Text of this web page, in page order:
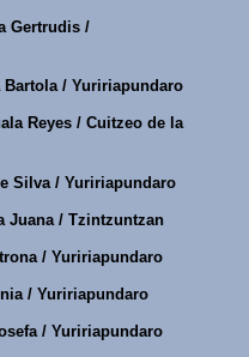
Gertrudis /
/ Yuririapundaro
Reyes / Cuitzeo de la
Silva / Yuririapundaro
Juana / Tzintzuntzan
/ Yuririapundaro
/ Yuririapundaro
/ Yuririapundaro